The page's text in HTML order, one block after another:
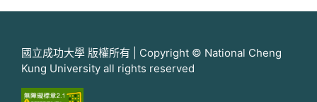
國立成功大學 版權所有 | Copyright © National Cheng
Kung University all rights reserved